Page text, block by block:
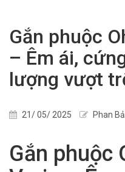
Gắn phuộc
– Êm ái,
lượng vượt
21/ 05/ 2025 Phan
Gắn phuộc